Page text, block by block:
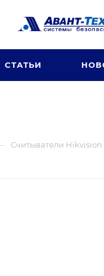
СТАТЬИ
Считыватели Hikvision